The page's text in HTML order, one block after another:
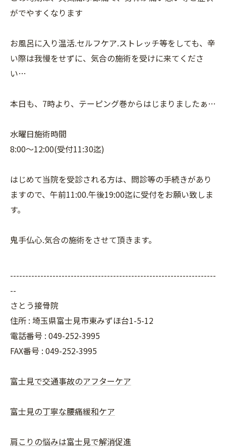
がでやすくなります
お風呂に入り温活.セルフケア.ストレッチ等をしても、辛
い際は我慢をせずに、気合の施術を受けに来てくださ
い…
本日も、7時より、テーピング巻からはじまりましたぁ…
水曜日施術時間
8:00〜12:00(受付11:30迄)
はじめて当院を受診される方は、問診等の手続きがあり
ますので、午前11:00.午後19:00迄に受付をお願い致しま
す。
鬼手仏心.気合の施術をさせて頂きます。
--------------------------------------------------------------------
--
さとう接骨院
住所 : 埼玉県富士見市東みずほ台1-5-12
電話番号 : 049-252-3995
FAX番号 : 049-252-3995
富士見で交通事故のアフターケア
富士見の丁寧な腰痛緩和ケア
肩こりの悩みは富士見で解消促進